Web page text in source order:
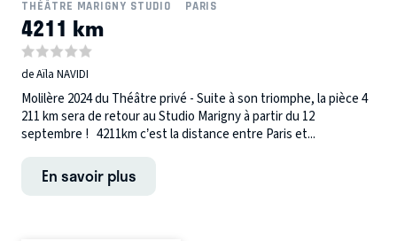
THÉÂTRE MARIGNY STUDIO
PARIS
4211 km
de Aïla NAVIDI
Molilère 2024 du Théâtre privé - Suite à son triomphe, la pièce 4
211 km sera de retour au Studio Marigny à partir du 12
septembre ! 4211km c’est la distance entre Paris et...
En savoir plus